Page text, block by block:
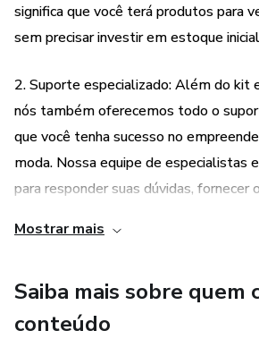
a desenvolver suas habilidades e
negócio ou aprimorar sua carreira
"Empreendedorismo Feminino:
como Mulher de Negócios" é o guia
a dar o primeiro passo em direção ao
significa que você terá produtos para
sem precisar investir em estoque
2. Suporte especializado: Além do kit
nós também oferecemos todo o
que você tenha sucesso no
moda. Nossa equipe de especialistas
para responder suas dúvidas, fornecer
você receberá o e-book
Mulher de Negócios", um guia prático
Mostrar mais
Saiba mais sobre quem
conteúdo